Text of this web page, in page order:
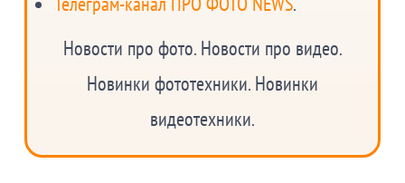
Новости про фото. Новости про видео.
Новинки фототехники. Новинки
видеотехники.